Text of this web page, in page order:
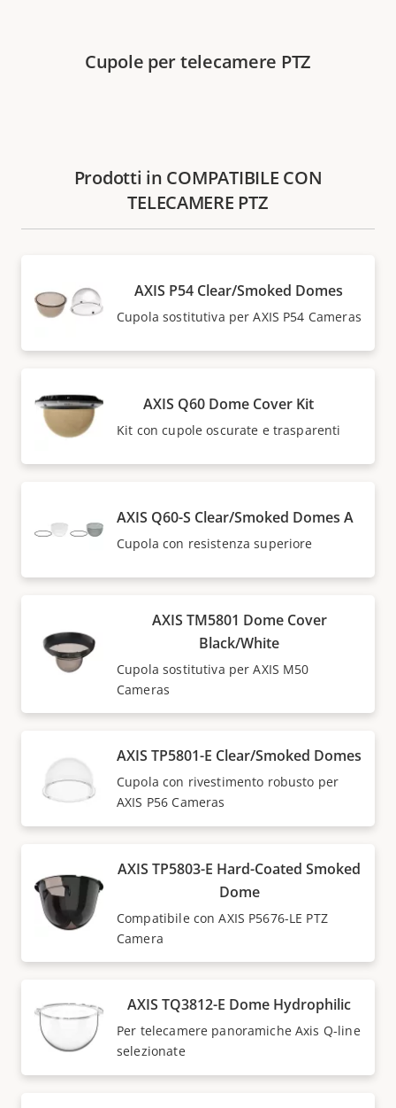
Cupole per telecamere PTZ
Prodotti in COMPATIBILE CON
TELECAMERE PTZ
AXIS P54 Clear/Smoked Domes
Cupola sostitutiva per AXIS P54 Cameras
AXIS Q60 Dome Cover Kit
Kit con cupole oscurate e trasparenti
AXIS Q60-S Clear/Smoked Domes A
Cupola con resistenza superiore
AXIS TM5801 Dome Cover
Black/White
Cupola sostitutiva per AXIS M50
Cameras
AXIS TP5801-E Clear/Smoked Domes
Cupola con rivestimento robusto per
AXIS P56 Cameras
AXIS TP5803-E Hard-Coated Smoked
Dome
Compatibile con AXIS P5676-LE PTZ
Camera
AXIS TQ3812-E Dome Hydrophilic
Per telecamere panoramiche Axis Q-line
selezionate